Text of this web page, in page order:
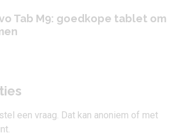
Tab M9: goedkope tablet om
een vraag. Dat kan anoniem of met